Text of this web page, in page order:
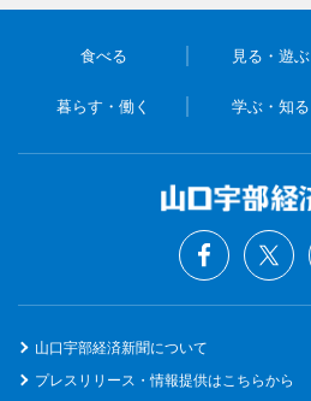
食べる 見る・遊ぶ
暮らす・働く 学ぶ・知る
山口宇部経済新聞について
プレスリリース・情報提供はこちらから